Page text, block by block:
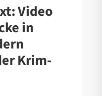
Video
in
Krim-